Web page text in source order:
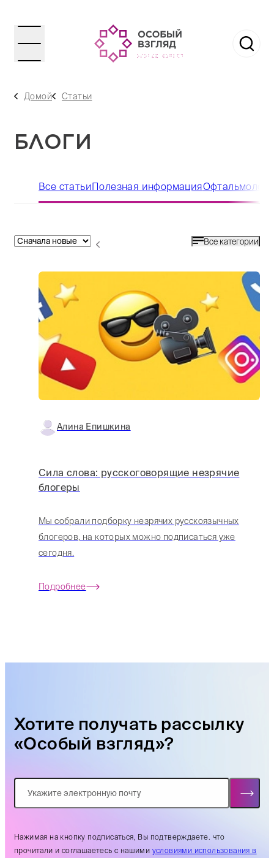
Домой Статьи
БЛОГИ
Все статьиПолезная информация
Все категории
Алина Епишкина
Сила слова: русскоговорящие незрячие
блогеры
Мы собрали подборку незрячих русскоязычных
блогеров, на которых можно подписаться уже
сегодня.
Подробнее
Хотите получать рассылку
«Особый взгляд»?
Нажимая на кнопку подписаться, Вы подтверждаете. что
прочитали и соглашаетесь с нашими условиями использования в